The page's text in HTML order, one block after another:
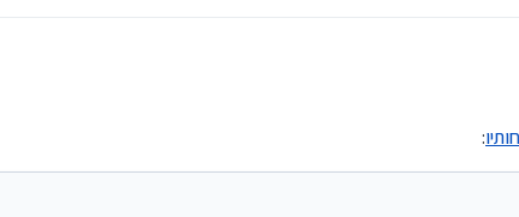
אסור לסחור במניות בנק הפועלים משום ריבית דאורייתא, ולדעת הרב דביר זה מותר.
: